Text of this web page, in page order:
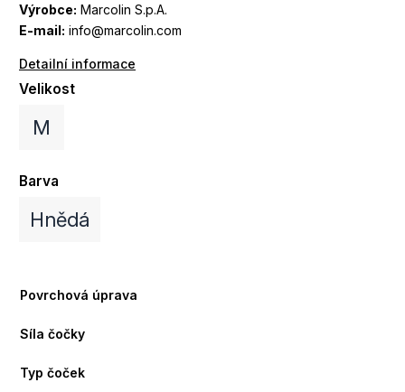
Výrobce: Marcolin S.p.A.
E-mail: info@marcolin.com
Detailní informace
Velikost
M
Barva
Hnědá
Povrchová úprava
Síla čočky
Typ čoček